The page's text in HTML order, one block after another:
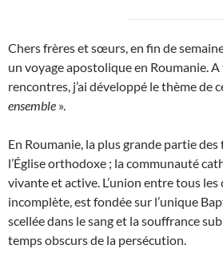
Chers frères et sœurs, en fin de
un voyage apostolique en Roumanie.
rencontres, j’ai développé le thème de
ensemble ».
En Roumanie, la plus grande partie
l’Église orthodoxe ; la communauté
vivante et active. L’union entre tous
incomplète, est fondée sur l’unique
scellée dans le sang et la souffrance
temps obscurs de la persécution.